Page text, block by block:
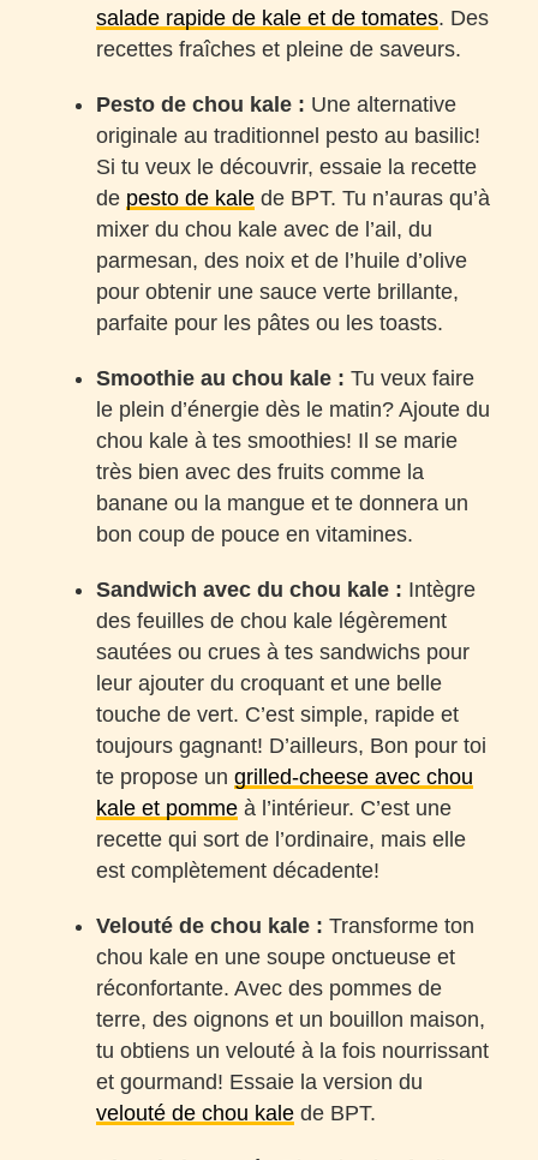
salade rapide de kale et de tomates. Des
recettes fraîches et pleine de saveurs.
Pesto de chou kale : Une alternative
originale au traditionnel pesto au basilic!
Si tu veux le découvrir, essaie la recette
de pesto de kale de BPT. Tu n’auras qu’à
mixer du chou kale avec de l’ail, du
parmesan, des noix et de l’huile d’olive
pour obtenir une sauce verte brillante,
parfaite pour les pâtes ou les toasts.
Smoothie au chou kale : Tu veux faire
le plein d’énergie dès le matin? Ajoute du
chou kale à tes smoothies! Il se marie
très bien avec des fruits comme la
banane ou la mangue et te donnera un
bon coup de pouce en vitamines.
Sandwich avec du chou kale : Intègre
des feuilles de chou kale légèrement
sautées ou crues à tes sandwichs pour
leur ajouter du croquant et une belle
touche de vert. C’est simple, rapide et
toujours gagnant! D’ailleurs, Bon pour toi
te propose un grilled-cheese avec chou
kale et pomme à l’intérieur. C’est une
recette qui sort de l’ordinaire, mais elle
est complètement décadente!
Velouté de chou kale : Transforme ton
chou kale en une soupe onctueuse et
réconfortante. Avec des pommes de
terre, des oignons et un bouillon maison,
tu obtiens un velouté à la fois nourrissant
et gourmand! Essaie la version du
velouté de chou kale de BPT.